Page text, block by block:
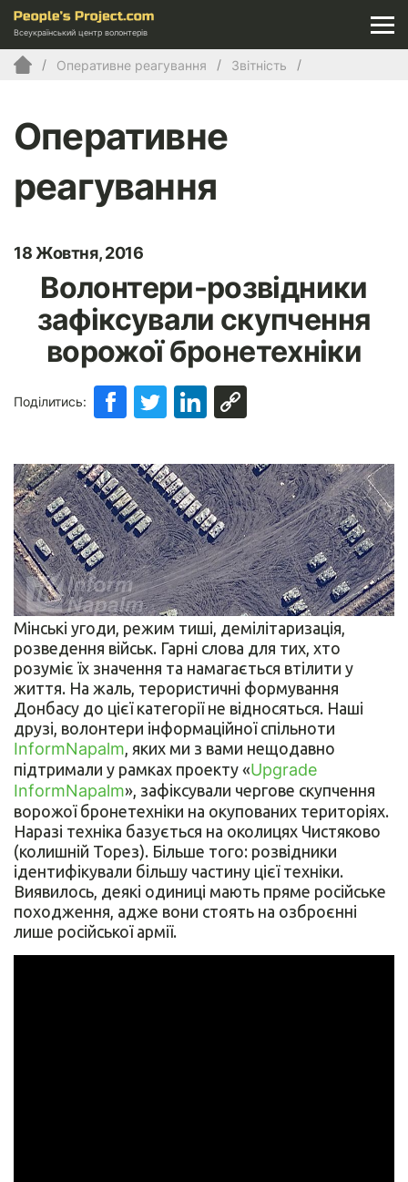
Всеукраїнський центр волонтерів
Оперативне реагування Звітність
Оперативне
реагування
18 Жовтня, 2016
Волонтери-розвідники
зафіксували скупчення
ворожої бронетехніки
Поділитись:
Мінські угоди, режим тиші, демілітаризація,
розведення військ. Гарні слова для тих, хто
розуміє їх значення та намагається втілити у
життя. На жаль, терористичні формування
Донбасу до цієї категорії не відносяться. Наші
друзі, волонтери інформаційної спільноти
InformNapalm, яких ми з вами нещодавно
підтримали у рамках проекту «Upgrade
InformNapalm», зафіксували чергове скупчення
ворожої бронетехніки на окупованих територіях.
Наразі техніка базується на околицях Чистяково
(колишній Торез). Більше того: розвідники
ідентифікували більшу частину цієї техніки.
Виявилось, деякі одиниці мають пряме російське
походження, адже вони стоять на озброєнні
лише російської армії.